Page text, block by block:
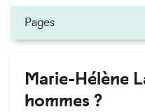
Pages
Marie-Hélène
hommes ?